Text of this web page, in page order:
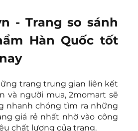
- Trang so sánh
Hàn Quốc tốt
trang trung gian liên kết
và người mua, 2momart sẽ
nhanh chóng tìm ra những
giá rẻ nhất nhờ vào công
chất lượng của trang.